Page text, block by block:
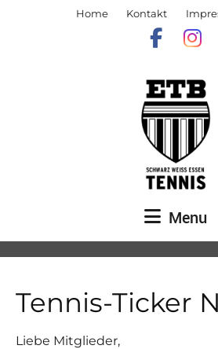
Home Kontakt
Menu
Tennis-Ticker
Liebe Mitglieder,